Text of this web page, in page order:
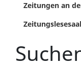
Zeitungen an
Zeitungslesesaal